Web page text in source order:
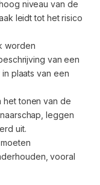
niveau van de
leidt tot het risico
worden
van een
plaats van een
het tonen van de
leggen
uit.
vooral